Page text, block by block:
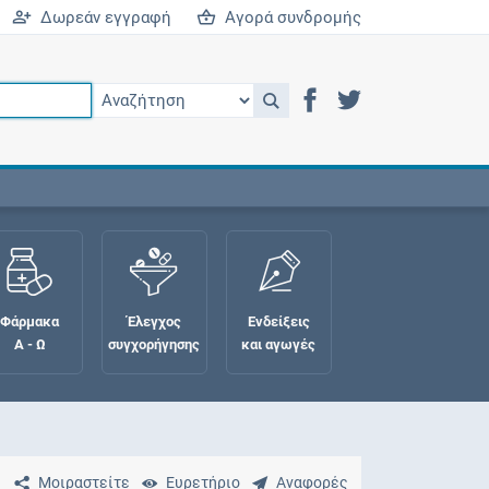
Δωρεάν εγγραφή Αγορά συνδρομής
Φάρμακα
Α - Ω
Έλεγχος
συγχορήγησης
Ενδείξεις
και αγωγές
Μοιραστείτε Ευρετήριο Αναφορές